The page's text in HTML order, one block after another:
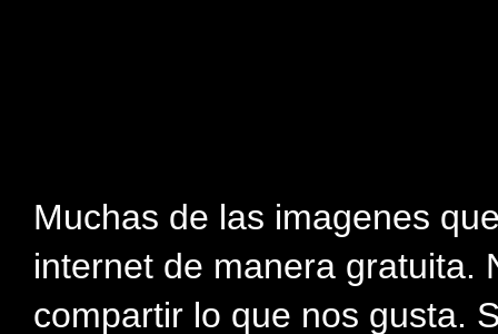
Muchas de las imagenes
internet de manera gratuita.
compartir lo que nos gusta.